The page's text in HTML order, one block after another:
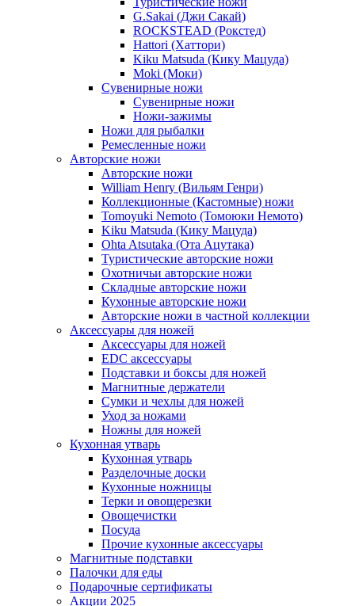
G.Sakai (Джи Сакай)
ROCKSTEAD (Рокстед)
Hattori (Хаттори)
Kiku Matsuda (Кику Мацуда)
Moki (Моки)
Сувенирные ножи
Сувенирные ножи
Ножи-зажимы
Ножи для рыбалки
Ремесленные ножи
Авторские ножи
Авторские ножи
William Henry (Вильям Генри)
Коллекционные (Кастомные) ножи
Tomoyuki Nemoto (Томоюки Немото)
Kiku Matsuda (Кику Мацуда)
Ohta Atsutaka (Ота Ацутака)
Туристические авторские ножи
Охотничьи авторские ножи
Складные авторские ножи
Кухонные авторские ножи
Авторские ножи в частной коллекции
Аксессуары для ножей
Аксессуары для ножей
EDC аксессуары
Подставки и боксы для ножей
Магнитные держатели
Сумки и чехлы для ножей
Уход за ножами
Ножны для ножей
Кухонная утварь
Кухонная утварь
Разделочные доски
Кухонные ножницы
Терки и овощерезки
Овощечистки
Посуда
Прочие кухонные аксессуары
Магнитные подставки
Палочки для еды
Подарочные сертификаты
Акции 2025